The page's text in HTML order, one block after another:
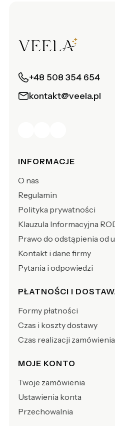
+48 508 354 654
kontakt@veela.pl
Linki w stopce
INFORMACJE
O nas
Regulamin
Polityka prywatności
Klauzula Informacyjna
Prawo do odstąpienia od
Kontakt i dane firmy
Pytania i odpowiedzi
PŁATNOŚCI I
Formy płatności
Czas i koszty dostawy
Czas realizacji zamówienia
MOJE KONTO
Twoje zamówienia
Ustawienia konta
Przechowalnia